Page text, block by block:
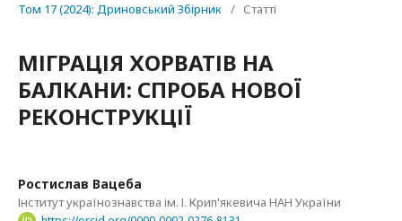
Том 17 (2024): Дриновський Збірник / Статті
МІГРАЦІЯ ХОРВАТІВ НА
БАЛКАНИ: СПРОБА НОВОЇ
РЕКОНСТРУКЦІЇ
Ростислав Вацеба
Інститут українознавства ім. І. Крип'якевича НАН України